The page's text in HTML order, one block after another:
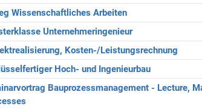
Wissenschaftliches Arbeiten
Unternehmeringenieur
Kosten-/Leistungsrechnung
Hoch- und Ingenieurbau
Bauprozessmanagement - Lecture,